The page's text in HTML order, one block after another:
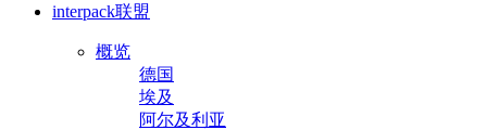
interpack联盟
概览
德国
埃及
阿尔及利亚